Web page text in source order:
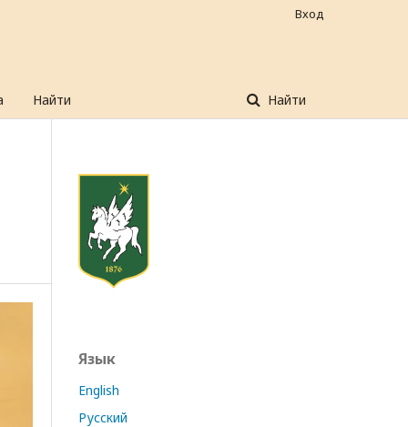
Найти Найти
Вход
Язык
English
Русский